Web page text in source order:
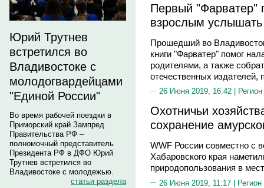
Юрий Трутнев
встретился во
Владивостоке с
молодогвардейцами
"Единой России"
Во время рабочей поездки в
Приморский край Зампред
Правительства РФ –
полномочный представитель
Президента РФ в ДФО Юрий
Трутнев встретился во
Владивостоке с молодежью.
статьи раздела
Первый "Фарватер"
взрослым услышать
Прошедший во
книги "Фарватер" помог
родителями, а также
отечественных издателей,
26 Июня 2019, 16:42 |
Охотничьи
сохранение
WWF России совместно с
Хабаровского края
природопользования в
26 Июня 2019, 11:17 | Регион